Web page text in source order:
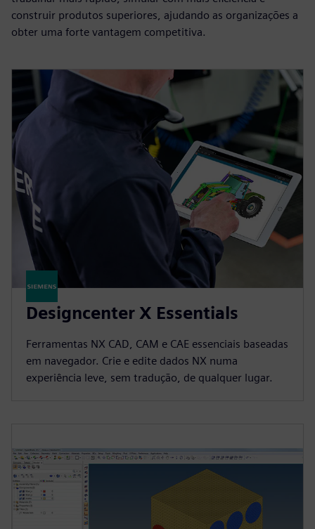
construir produtos superiores, ajudando as organizações a
obter uma forte vantagem competitiva.
Designcenter X Essentials
Ferramentas NX CAD, CAM e CAE essenciais baseadas
em navegador. Crie e edite dados NX numa
experiência leve, sem tradução, de qualquer lugar.